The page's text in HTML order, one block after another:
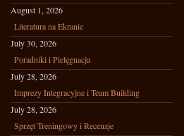
August 1, 2026
Literatura na Ekranie
July 30, 2026
Poradniki i Pielęgnacja
July 28, 2026
Imprezy Integracyjne i Team Building
July 28, 2026
Sprzęt Treningowy i Recenzje